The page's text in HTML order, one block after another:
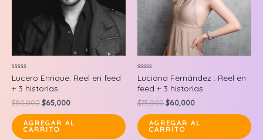
Valorado
en
0
de
5
Lucero Enrique: Reel en feed
+ 3 historias
$80,000Original
was:
$80,000.
$65,000Current
is:
AGREGAR AL
CARRITO
Valorado
en
0
de
5
Luciana Fernández : Reel en
feed + 3 historias
$75,000Original
was:
$75,000.
$60,000Current
is:
AGREGAR AL
CARRITO